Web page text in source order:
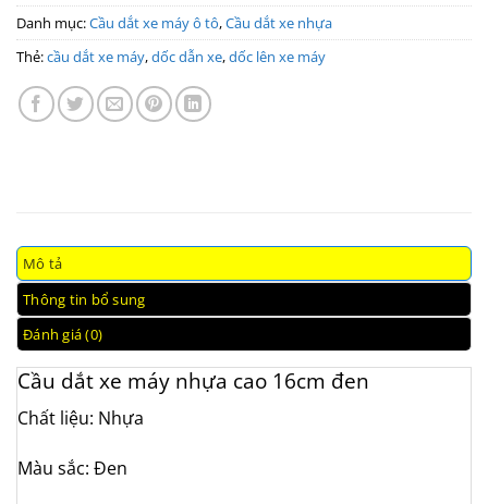
Danh mục:Cầu dắt xe máy ô tô,Cầu dắt xe nhựa
Thẻ:cầu dắt xe máy,dốc dẫn xe,dốc lên xe máy
Mô tả
Thông tin bổ sung
Đánh giá (0)
Cầu dắt xe máy nhựa cao 16cm đen
Chất liệu: Nhựa
Màu sắc: Đen